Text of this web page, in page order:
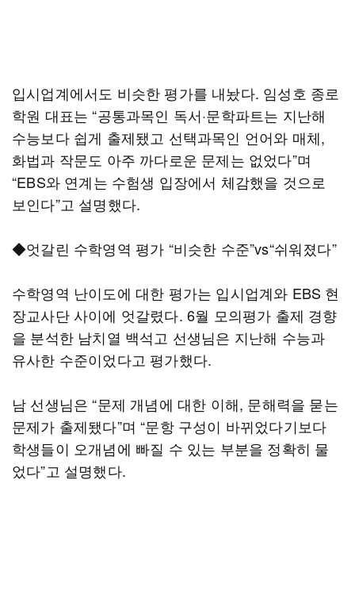
입시업계에서도 비슷한 평가를 내놨다. 임성호 종로
학원 대표는 “공통과목인 독서·문학파트는 지난해
수능보다 쉽게 출제됐고 선택과목인 언어와 매체,
화법과 작문도 아주 까다로운 문제는 없었다”며
“EBS와 연계는 수험생 입장에서 체감했을 것으로
보인다”고 설명했다.
◆엇갈린 수학영역 평가 “비슷한 수준”vs“쉬워졌다”
수학영역 난이도에 대한 평가는 입시업계와 EBS 현
장교사단 사이에 엇갈렸다. 6월 모의평가 출제 경향
을 분석한 남치열 백석고 선생님은 지난해 수능과
유사한 수준이었다고 평가했다.
남 선생님은 “문제 개념에 대한 이해, 문해력을 묻는
문제가 출제됐다”며 “문항 구성이 바뀌었다기보다
학생들이 오개념에 빠질 수 있는 부분을 정확히 물
었다”고 설명했다.